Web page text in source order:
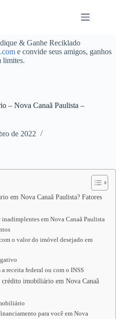
& Ganhe Reciklado
e convide seus amigos, ganhos
limites.
– Nova Canaã Paulista –
de 2022
em Nova Canaã Paulista? Fatores
inadimplentes em Nova Canaã Paulista
o valor do imóvel desejado em
receita federal ou com o INSS
crédito imobiliário em Nova Canaã
para você em Nova